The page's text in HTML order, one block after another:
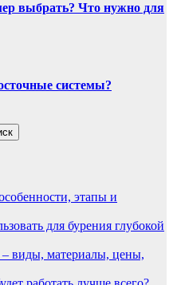
выбрать? Что нужно для
системы?
этапы и
для бурения глубокой
виды, материалы, цены,